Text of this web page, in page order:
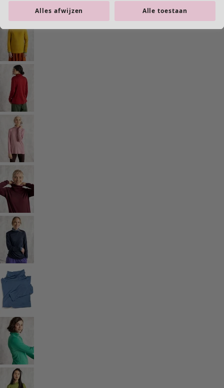
Nieuw
Alle woonartikelen
Gordijnen
Kussens & Kussenhoezen
Vloerkleden
Badstof
Boeken
Eerdere favorieten
Ruimtes
Badkamer
Inrichting
Keuken & eetkamer
Shop de stijl
Klassiek en traditioneel interieur
Traditioneel interieur
Landelijk interieur
Speels interieur
Kleurrijk interieur
Alles afwijzen Alle toestaan